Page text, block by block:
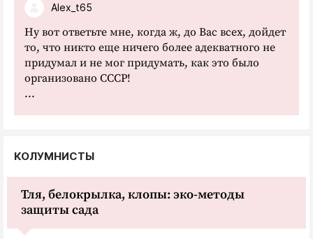
Alex_t65
Ну вот ответьте мне, когда ж, до Вас всех, дойдет
то, что никто еще ничего более адекватного не
придумал и не мог придумать, как это было
организовано СССР!
...
КОЛУМНИСТЫ
Тля, белокрылка, клопы: эко-методы
защиты сада